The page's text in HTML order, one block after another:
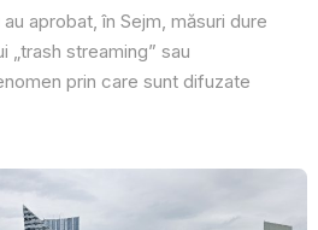
aprobat, în Sejm, măsuri dure
„trash streaming” sau
prin care sunt difuzate